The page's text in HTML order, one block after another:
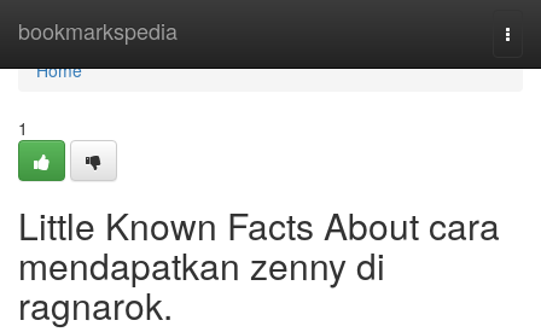
bookmarkspedia
Home
Home
1
Little Known Facts About cara
mendapatkan zenny di
ragnarok.